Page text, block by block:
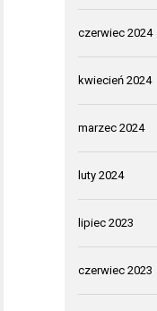
czerwiec 2024
kwiecień 2024
marzec 2024
luty 2024
lipiec 2023
czerwiec 2023